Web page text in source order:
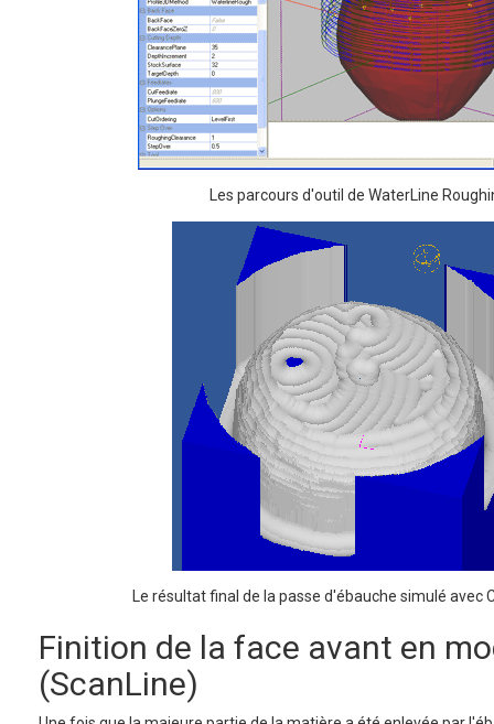
Les parcours d'outil de WaterLine
Le résultat final de la passe d'ébauche simulé avec
Finition de la face avant en
(ScanLine)